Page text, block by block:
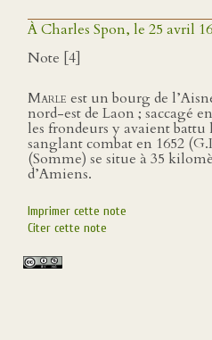
À Charles Spon, le 25 avril
Note [4]
Marle est un bourg de
nord-est de Laon ; saccagé
les frondeurs y avaient battu
sanglant combat en 1652
(Somme) se situe à 35
d’Amiens.
Imprimer cette note
Citer cette note